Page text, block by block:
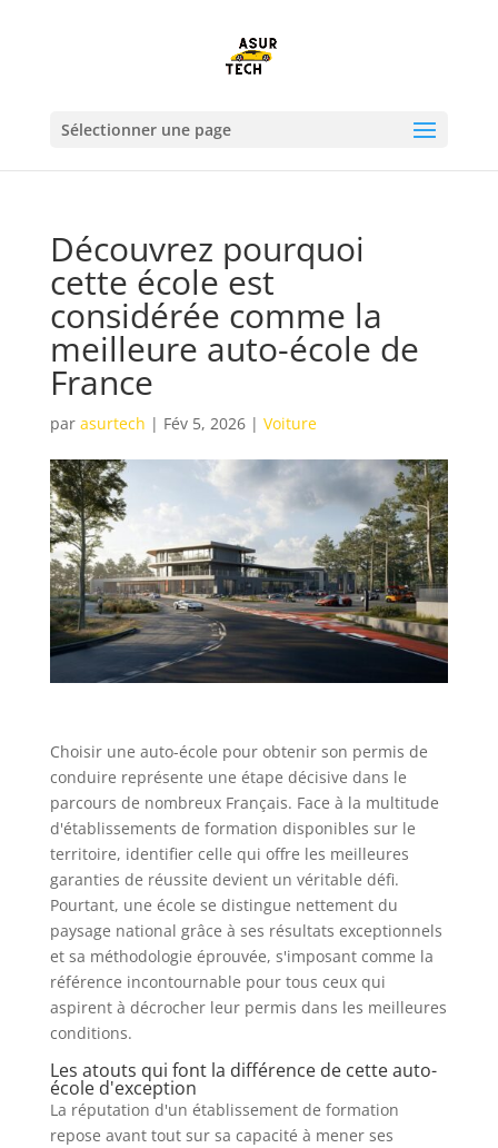
Sélectionner une page
Découvrez pourquoi
cette école est
considérée comme la
meilleure auto-école de
France
par asurtech | Fév 5, 2026| Voiture
Choisir une auto-école pour obtenir son permis de
conduire représente une étape décisive dans le
parcours de nombreux Français. Face à la multitude
d'établissements de formation disponibles sur le
territoire, identifier celle qui offre les meilleures
garanties de réussite devient un véritable défi.
Pourtant, une école se distingue nettement du
paysage national grâce à ses résultats exceptionnels
et sa méthodologie éprouvée, s'imposant comme la
référence incontournable pour tous ceux qui
aspirent à décrocher leur permis dans les meilleures
conditions.
Les atouts qui font la différence de cette auto-
école d'exception
La réputation d'un établissement de formation
repose avant tout sur sa capacité à mener ses